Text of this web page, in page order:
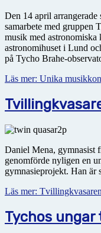
Den 14 april
samarbete med gruppen
musik med
astronomihuset i Lund
på Tycho Brahe-
Läs mer: Unika
Daniel Mena, gymnasist
genomförde nyligen en
gymnasieprojekt. Han är
Läs mer:
Tychos